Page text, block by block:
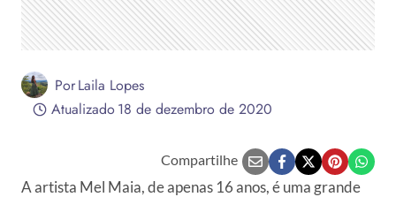
PorLaila Lopes
Atualizado18 de dezembro de 2020
Compartilhe
A artista Mel Maia, de apenas 16 anos, é uma grande